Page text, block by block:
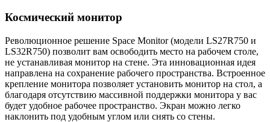
Космический монитор
Революционное решение Space Monitor (модели LS27R750 и
LS32R750) позволит вам освободить место на рабочем столе,
не устанавливая монитор на стене. Эта инновационная идея
направлена ​​на сохранение рабочего пространства. Встроенное
крепление монитора позволяет установить монитор на стол, а
благодаря отсутствию массивной поддержки монитора у вас
будет удобное рабочее пространство. Экран можно легко
наклонить под удобным углом или снять со стены.